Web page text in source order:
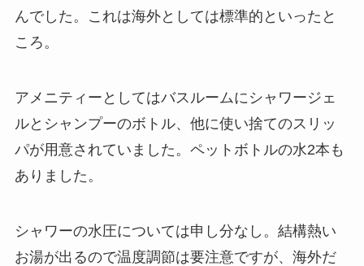
んでした。これは海外としては標準的といったと
ころ。
アメニティーとしてはバスルームにシャワージェ
ルとシャンプーのボトル、他に使い捨てのスリッ
パが用意されていました。ペットボトルの水2本も
ありました。
シャワーの水圧については申し分なし。結構熱い
お湯が出るので温度調節は要注意ですが、海外だ